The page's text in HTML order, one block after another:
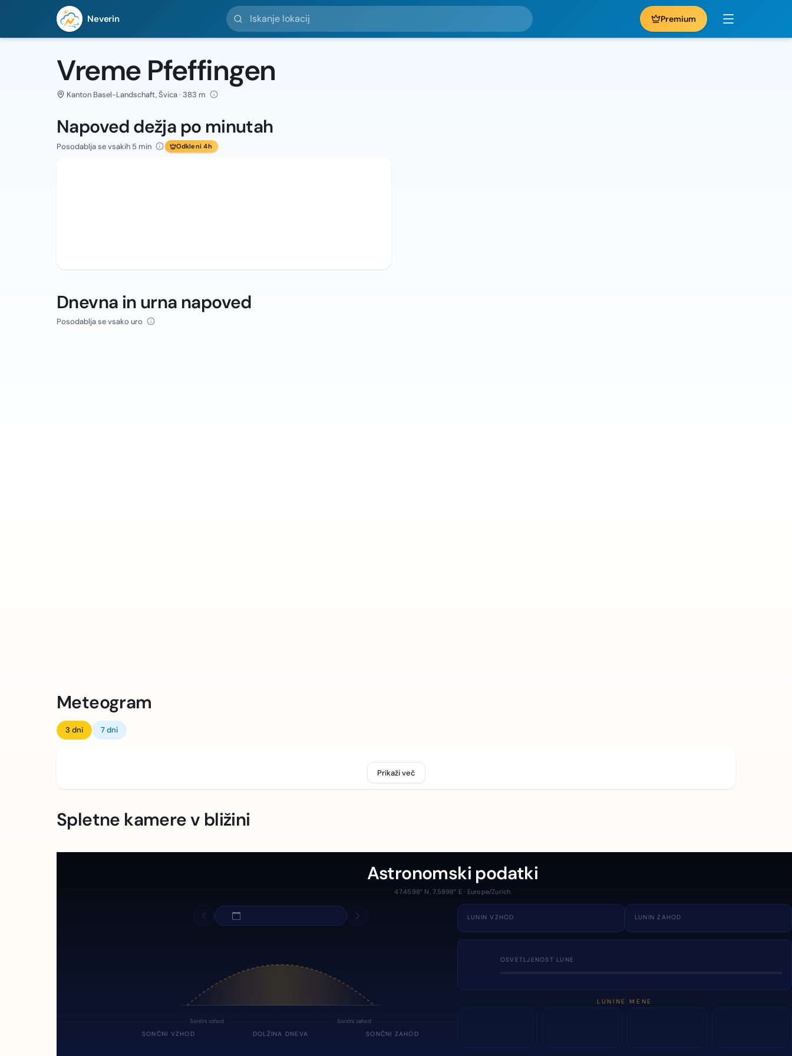
Neverin
Iskanje lokacij
Premium
Vreme Pfeffingen
Kanton Basel-Landschaft, Švica · 383 m
Napoved dežja po minutah
Posodablja se vsakih 5 min Odkleni 4h
Dnevna in urna napoved
Posodablja se vsako uro
Meteogram
3 dni 7 dni
Prikaži več
Spletne kamere v bližini
Astronomski podatki
47.4598° N, 7.5898° E · Europe/Zurich
Sončni vzhod Sončni zahod
SONČNI VZHOD DOLŽINA DNEVA SONČNI ZAHOD
LUNIN VZHOD LUNIN ZAHOD
OSVETLJENOST LUNE
LUNINE MENE